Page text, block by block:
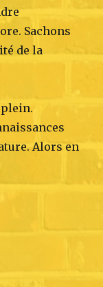
Sachons
de la
Alors en